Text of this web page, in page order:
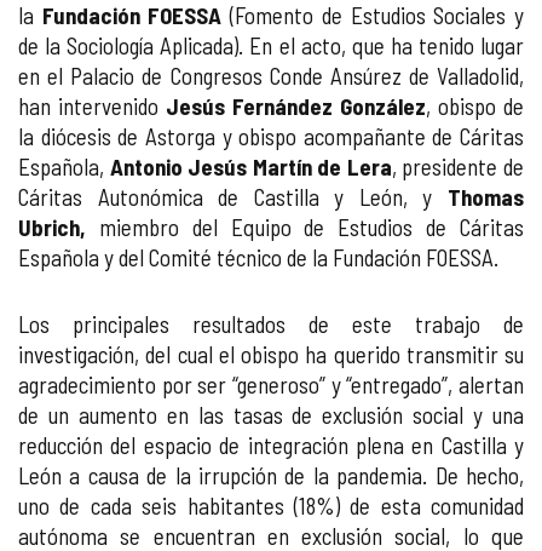
la Fundación FOESSA (Fomento de Estudios Sociales y
de la Sociología Aplicada). En el acto, que ha tenido lugar
en el Palacio de Congresos Conde Ansúrez de Valladolid,
han intervenido Jesús Fernández González, obispo de
la diócesis de Astorga y obispo acompañante de Cáritas
Española, Antonio Jesús Martín de Lera, presidente de
Cáritas Autonómica de Castilla y León, y Thomas
Ubrich, miembro del Equipo de Estudios de Cáritas
Española y del Comité técnico de la Fundación FOESSA.
Los principales resultados de este trabajo de
investigación, del cual el obispo ha querido transmitir su
agradecimiento por ser “generoso” y “entregado”, alertan
de un aumento en las tasas de exclusión social y una
reducción del espacio de integración plena en Castilla y
León a causa de la irrupción de la pandemia. De hecho,
uno de cada seis habitantes (18%) de esta comunidad
autónoma se encuentran en exclusión social, lo que